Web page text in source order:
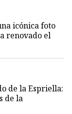
icónica foto
renovado el
de la Espriella:
de la